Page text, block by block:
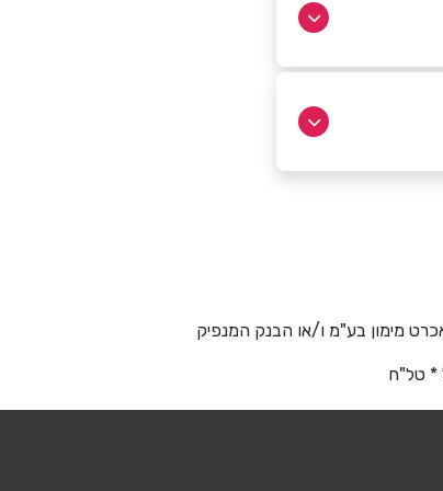
מימון בע"מ ו/או הבנק המנפיק
* טל"ח